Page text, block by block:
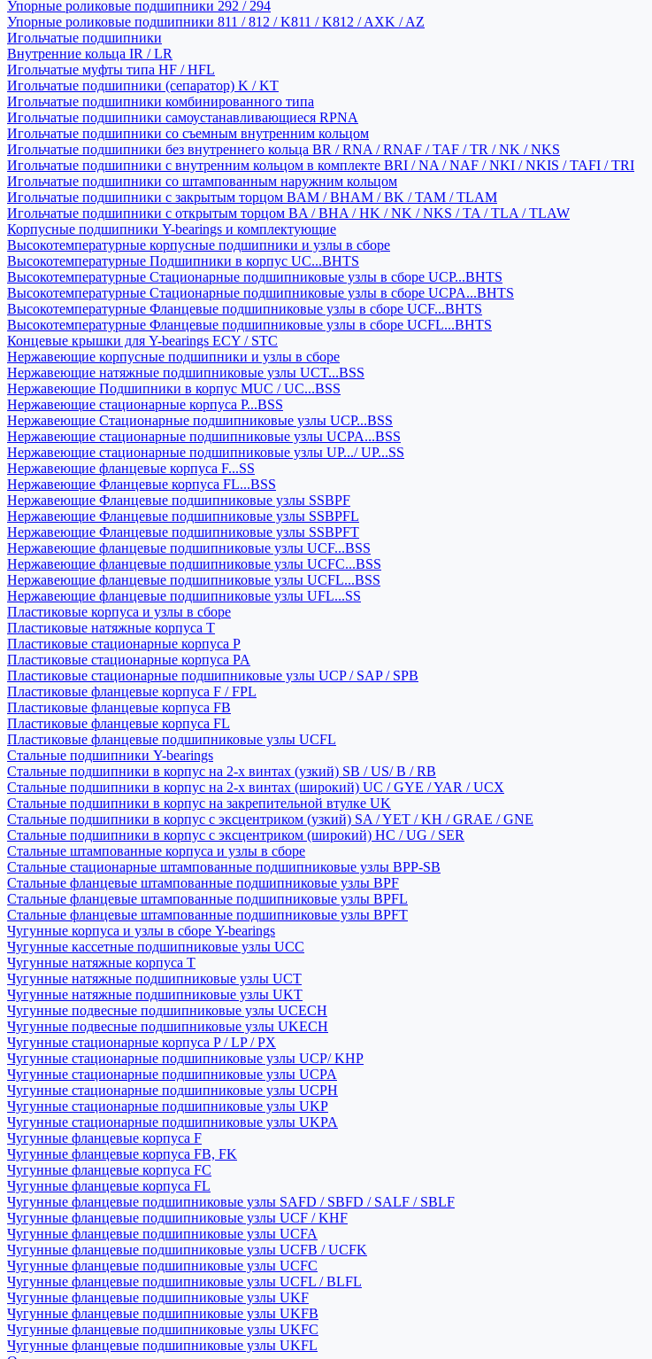
Упорные роликовые подшипники 292 / 294
Упорные роликовые подшипники 811 / 812 / K811 / K812 / AXK / AZ
Игольчатые подшипники
Внутренние кольца IR / LR
Игольчатые муфты типа HF / HFL
Игольчатые подшипники (сепаратор) K / KT
Игольчатые подшипники комбинированного типа
Игольчатые подшипники самоустанавливающиеся RPNA
Игольчатые подшипники со съемным внутренним кольцом
Игольчатые подшипники без внутреннего кольца BR / RNA / RNAF / TAF / TR / NK / NKS
Игольчатые подшипники с внутренним кольцом в комплекте BRI / NA / NAF / NKI / NKIS / TAFI / TRI
Игольчатые подшипники со штампованным наружним кольцом
Игольчатые подшипники с закрытым торцом BAM / BHAM / BK / TAM / TLAM
Игольчатые подшипники с открытым торцом BA / BHA / HK / NK / NKS / TA / TLA / TLAW
Корпусные подшипники Y-bearings и комплектующие
Высокотемпературные корпусные подшипники и узлы в сборе
Высокотемпературные Подшипники в корпус UC...BHTS
Высокотемпературные Стационарные подшипниковые узлы в сборе UCP...BHTS
Высокотемпературные Стационарные подшипниковые узлы в сборе UCPA...BHTS
Высокотемпературные Фланцевые подшипниковые узлы в сборе UCF...BHTS
Высокотемпературные Фланцевые подшипниковые узлы в сборе UCFL...BHTS
Концевые крышки для Y-bearings ECY / STC
Нержавеющие корпусные подшипники и узлы в сборе
Нержавеющие натяжные подшипниковые узлы UCT...BSS
Нержавеющие Подшипники в корпус MUC / UC...BSS
Нержавеющие стационарные корпуса P...BSS
Нержавеющие Стационарные подшипниковые узлы UCP...BSS
Нержавеющие стационарные подшипниковые узлы UCPA...BSS
Нержавеющие стационарные подшипниковые узлы UP.../ UP...SS
Нержавеющие фланцевые корпуса F...SS
Нержавеющие Фланцевые корпуса FL...BSS
Нержавеющие Фланцевые подшипниковые узлы SSBPF
Нержавеющие Фланцевые подшипниковые узлы SSBPFL
Нержавеющие Фланцевые подшипниковые узлы SSBPFT
Нержавеющие фланцевые подшипниковые узлы UCF...BSS
Нержавеющие фланцевые подшипниковые узлы UCFC...BSS
Нержавеющие фланцевые подшипниковые узлы UCFL...BSS
Нержавеющие фланцевые подшипниковые узлы UFL...SS
Пластиковые корпуса и узлы в сборе
Пластиковые натяжные корпуса T
Пластиковые стационарные корпуса P
Пластиковые стационарные корпуса PA
Пластиковые стационарные подшипниковые узлы UCP / SAP / SPB
Пластиковые фланцевые корпуса F / FPL
Пластиковые фланцевые корпуса FB
Пластиковые фланцевые корпуса FL
Пластиковые фланцевые подшипниковые узлы UCFL
Стальные подшипники Y-bearings
Стальные подшипники в корпус на 2-х винтах (узкий) SB / US/ B / RB
Стальные подшипники в корпус на 2-х винтах (широкий) UC / GYE / YAR / UCX
Стальные подшипники в корпус на закрепительной втулке UK
Стальные подшипники в корпус с эксцентриком (узкий) SA / YET / KH / GRAE / GNE
Стальные подшипники в корпус с эксцентриком (широкий) HC / UG / SER
Стальные штампованные корпуса и узлы в сборе
Стальные стационарные штампованные подшипниковые узлы BPP-SB
Стальные фланцевые штампованные подшипниковые узлы BPF
Стальные фланцевые штампованные подшипниковые узлы BPFL
Стальные фланцевые штампованные подшипниковые узлы BPFT
Чугунные корпуса и узлы в сборе Y-bearings
Чугунные кассетные подшипниковые узлы UCC
Чугунные натяжные корпуса T
Чугунные натяжные подшипниковые узлы UCT
Чугунные натяжные подшипниковые узлы UKT
Чугунные подвесные подшипниковые узлы UCECH
Чугунные подвесные подшипниковые узлы UKECH
Чугунные стационарные корпуса P / LP / PX
Чугунные стационарные подшипниковые узлы UCP/ KHP
Чугунные стационарные подшипниковые узлы UCPA
Чугунные стационарные подшипниковые узлы UCPH
Чугунные стационарные подшипниковые узлы UKP
Чугунные стационарные подшипниковые узлы UKPA
Чугунные фланцевые корпуса F
Чугунные фланцевые корпуса FB, FK
Чугунные фланцевые корпуса FC
Чугунные фланцевые корпуса FL
Чугунные фланцевые подшипниковые узлы SAFD / SBFD / SALF / SBLF
Чугунные фланцевые подшипниковые узлы UCF / KHF
Чугунные фланцевые подшипниковые узлы UCFA
Чугунные фланцевые подшипниковые узлы UCFB / UCFK
Чугунные фланцевые подшипниковые узлы UCFC
Чугунные фланцевые подшипниковые узлы UCFL / BLFL
Чугунные фланцевые подшипниковые узлы UKF
Чугунные фланцевые подшипниковые узлы UKFB
Чугунные фланцевые подшипниковые узлы UKFC
Чугунные фланцевые подшипниковые узлы UKFL